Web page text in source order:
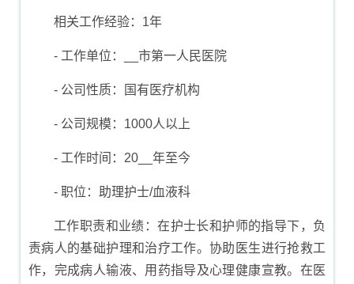
相关工作经验：1年
- 工作单位：__市第一人民医院
- 公司性质：国有医疗机构
- 公司规模：1000人以上
- 工作时间：20__年至今
- 职位：助理护士/血液科
工作职责和业绩：在护士长和护师的指导下，负
责病人的基础护理和治疗工作。协助医生进行抢救工
作，完成病人输液、用药指导及心理健康宣教。在医